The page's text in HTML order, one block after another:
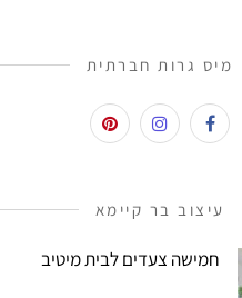
מיס גרות חברתית
עיצוב בר קיימא
חמישה צעדים לבית מיטיב